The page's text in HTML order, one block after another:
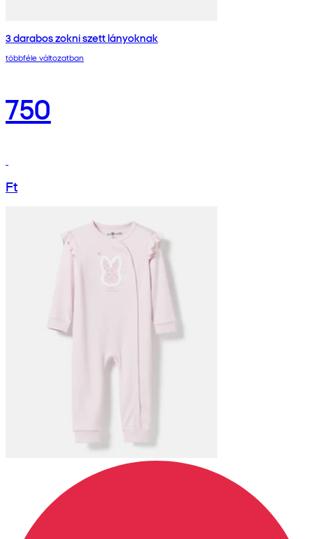
3 darabos zokni szett lányoknak
többféle változatban
750
Ft